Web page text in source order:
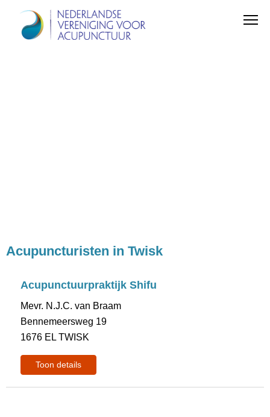
Acupuncturisten in Twisk
Acupunctuurpraktijk Shifu
Mevr. N.J.C. van Braam
Bennemeersweg 19
1676 EL TWISK
Toon details